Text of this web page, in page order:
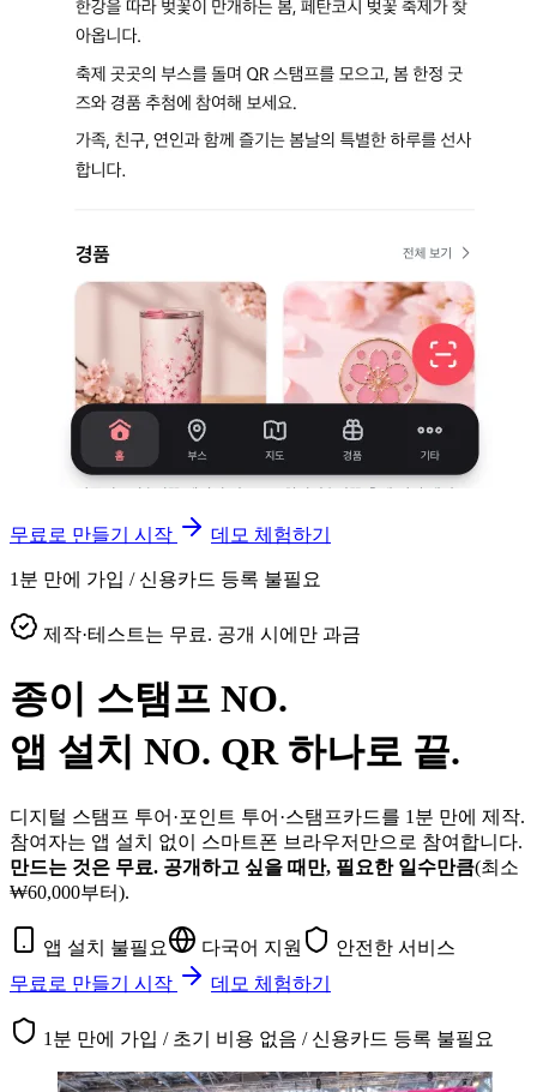
무료로 만들기 시작 데모 체험하기
1분 만에 가입 / 신용카드 등록 불필요
제작·테스트는 무료. 공개 시에만 과금
종이 스탬프 NO.
앱 설치 NO. QR 하나로 끝.
디지털 스탬프 투어·포인트 투어·스탬프카드를 1분 만에 제작.
참여자는 앱 설치 없이 스마트폰 브라우저만으로 참여합니다.
만드는 것은 무료. 공개하고 싶을 때만, 필요한 일수만큼(최소
₩60,000부터).
앱 설치 불필요 다국어 지원
안전한 서비스
무료로 만들기 시작
데모 체험하기
1분 만에 가입 / 초기 비용 없음 / 신용카드 등록 불필요